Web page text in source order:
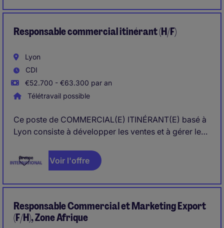
Responsable commercial itinérant (H/F)
Lyon
CDI
€52.700 - €63.300 par an
Télétravail possible
Ce poste de COMMERCIAL(E) ITINÉRANT(E) basé à
Lyon consiste à développer les ventes et à gérer les
responsable de l'identification des opportunités de
marché et de la mise en œuvre de stratégies pour
Voir l'offre
Responsable Commercial et Marketing Export
(F/H), Zone Afrique